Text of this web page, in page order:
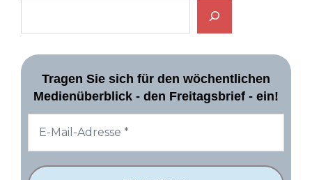
Tragen Sie sich für den wöchentlichen
Medienüberblick - den Freitagsbrief - ein!